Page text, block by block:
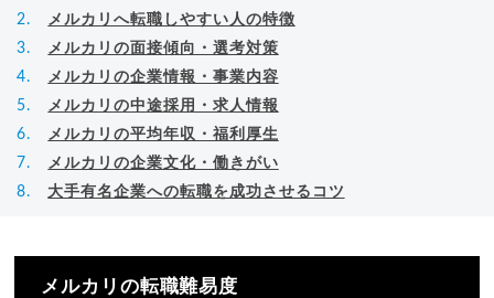
メルカリへ転職しやすい人の特徴
メルカリの面接傾向・選考対策
メルカリの企業情報・事業内容
メルカリの中途採用・求人情報
メルカリの平均年収・福利厚生
メルカリの企業文化・働きがい
大手有名企業への転職を成功させるコツ
メルカリの転職難易度